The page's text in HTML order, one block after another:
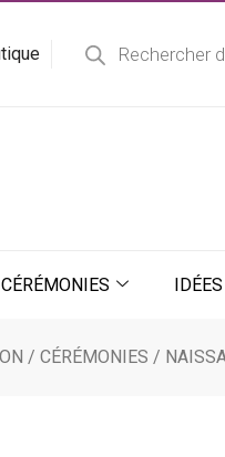
produits
CÉRÉMONIES
/CÉRÉMONIES /